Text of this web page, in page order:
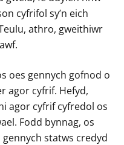
cyfrifol sy’n eich
athro, gweithiwr
oes gennych gofnod o
agor cyfrif. Hefyd,
agor cyfrif cyfredol os
Fodd bynnag, os
statws credyd